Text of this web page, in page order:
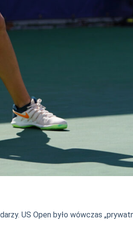
US Open było wówczas